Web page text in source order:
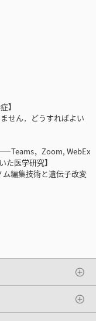
】
せん．どうすればよい
，Zoom, WebEx
た医学研究】
編集技術と遺伝子改変